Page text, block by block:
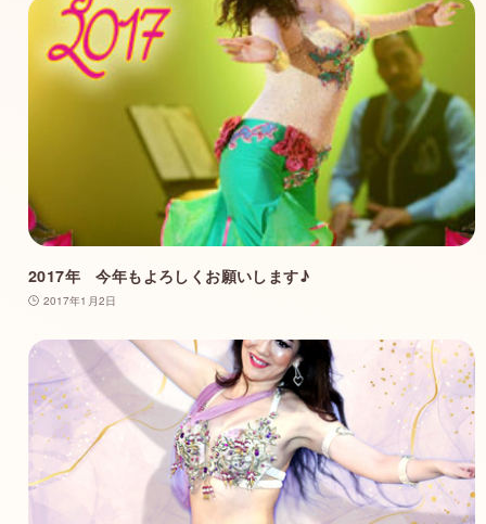
2017年 今年もよろしくお願いします♪
2017年1月2日